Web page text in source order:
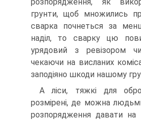
грунти, щоб множились
сварка почнеться за
наділ, то сварку цю
урядовий з ревізором
чекаючи на висланих
заподіяно шкоди нашому
A ліси, тяжкі для
розмірені, де можна
розпорядження давати на